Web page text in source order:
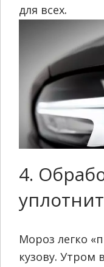
для всех.
4.
Мороз легко
кузову. Утром